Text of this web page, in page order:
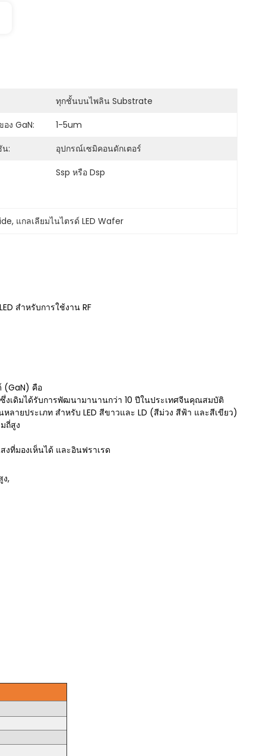
ทุกชั้นบนไพลิน Substrate
ง GaN:
1-5um
น:
อุปกรณ์เซมิคอนดักเตอร์
Ssp หรือ Dsp
, แกลเลียมไนไตรด์ LED Wafer
สำหรับการใช้งาน RF
(GaN) คือ
งเดิมได้รับการพัฒนามานานกว่า 10 ปีในประเทศจีนคุณสมบัติ
ายประเภท สำหรับ LED สีขาวและ LD (สีม่วง สีฟ้า และสีเขียว)
ถี่สูง
ที่มองเห็นได้ และอินฟราเรด
ง,